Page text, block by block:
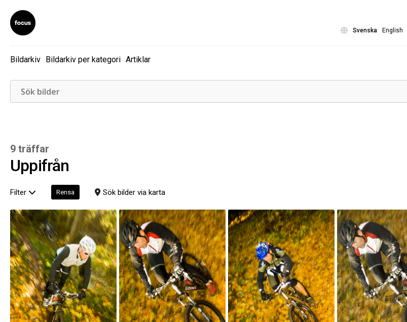
Svenska English
Bildarkiv Bildarkiv per kategori Artiklar
9 träffar
Uppifrån
Filter Rensa Sök bilder via karta